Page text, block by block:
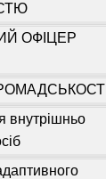
ОФІЦЕР
внутрішньо